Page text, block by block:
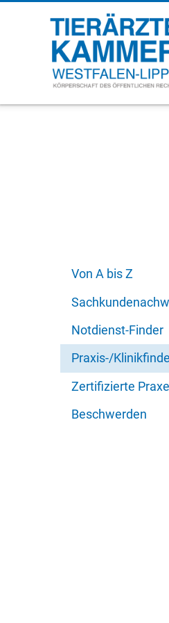
Von A bis Z
Notdienst-Finder
Praxis-/
Zertifizierte
Beschwerden